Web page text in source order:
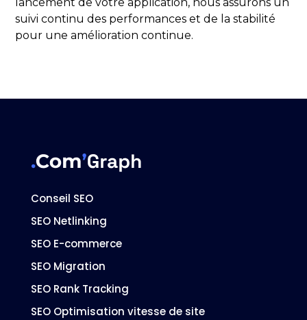
suivi continu des performances et de la stabilité
pour une amélioration continue.
Conseil SEO
SEO Netlinking
SEO E-commerce
SEO Migration
SEO Rank Tracking
SEO Optimisation vitesse de site